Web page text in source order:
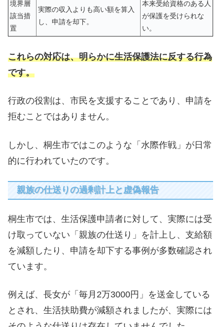
境界層
該当措
置
実際の収入よりも高い額を算入
し、申請を却下。
本来受給資格のある人
が保護を受けられな
い。
これらの対応は、明らかに生活保護法に反する行為
です。
行政の役割は、市民を支援することであり、申請を
拒むことではありません。
しかし、桐生市ではこのような「水際作戦」が日常
的に行われていたのです。
親族の仕送りの過剰計上と虚偽報告
桐生市では、生活保護申請者に対して、実際には受
け取っていない「親族の仕送り」を計上し、支給額
を減額したり、申請を却下する事例が多数確認され
ています。
例えば、長女が「毎月2万3000円」を送金している
とされ、生活扶助費が減額されましたが、実際には